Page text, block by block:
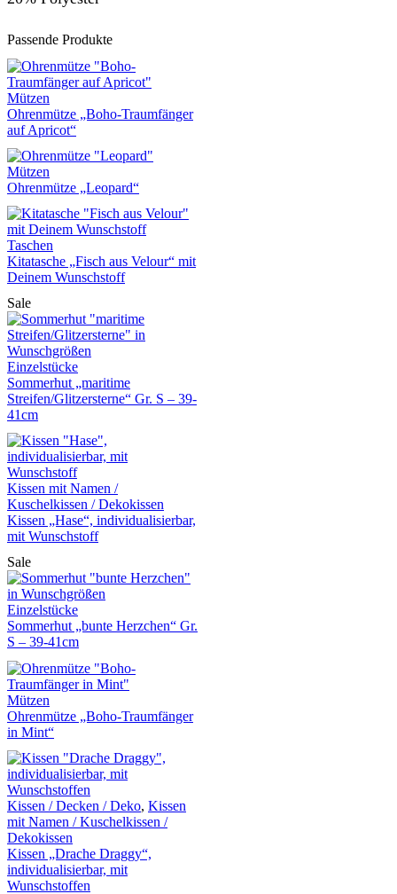
Passende Produkte
Mützen
Ohrenmütze „Boho-Traumfänger
auf Apricot“
Mützen
Ohrenmütze „Leopard“
Taschen
Kitatasche „Fisch aus Velour“ mit
Deinem Wunschstoff
Sale
Einzelstücke
Sommerhut „maritime
Streifen/Glitzersterne“ Gr. S – 39-
41cm
Kissen mit Namen /
Kuschelkissen / Dekokissen
Kissen „Hase“, individualisierbar,
mit Wunschstoff
Sale
Einzelstücke
Sommerhut „bunte Herzchen“ Gr.
S – 39-41cm
Mützen
Ohrenmütze „Boho-Traumfänger
in Mint“
Kissen / Decken / Deko, Kissen
mit Namen / Kuschelkissen /
Dekokissen
Kissen „Drache Draggy“,
individualisierbar, mit
Wunschstoffen